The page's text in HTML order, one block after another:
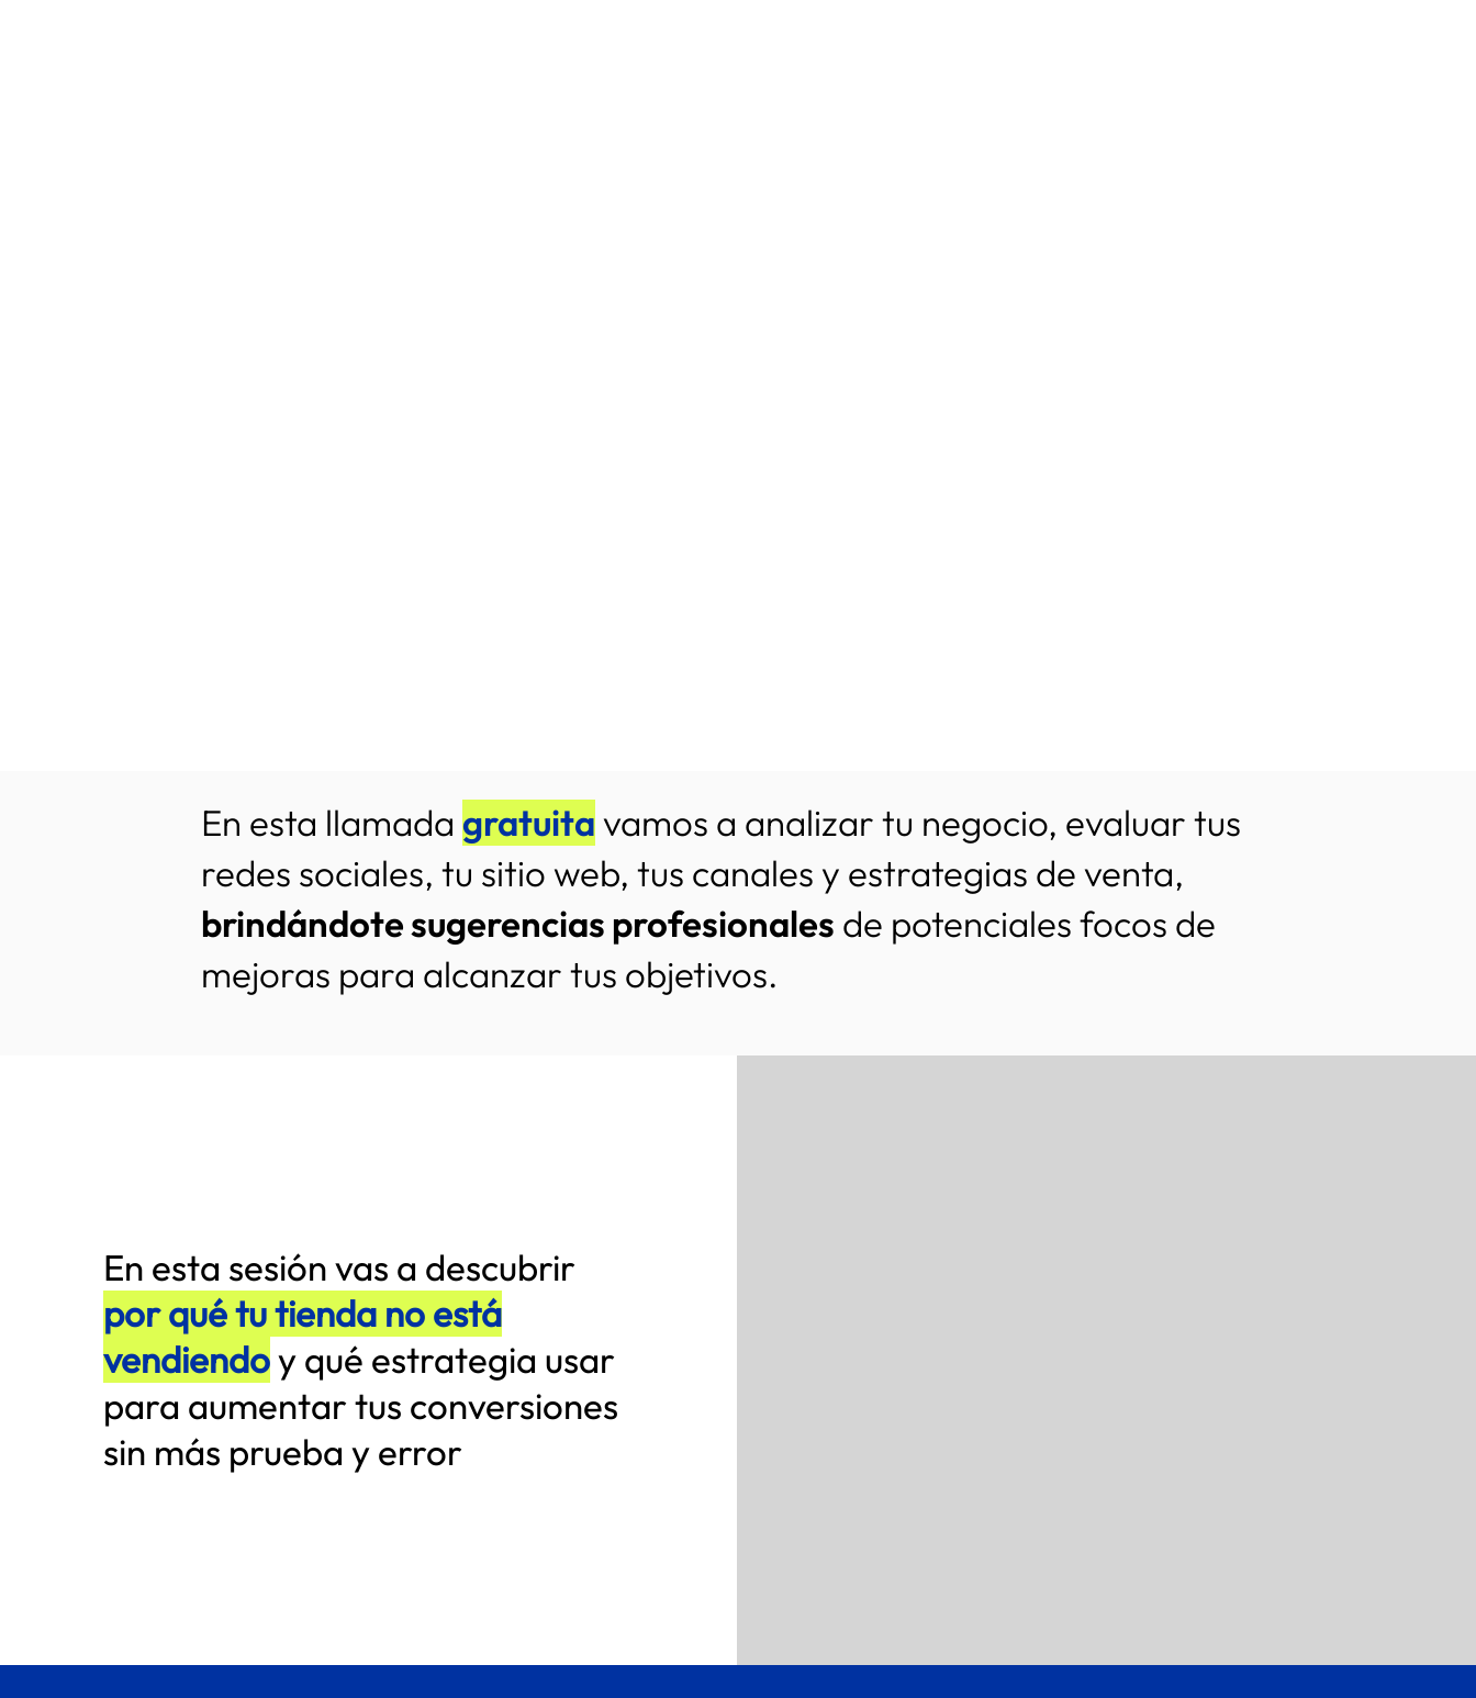
En esta llamada gratuitavamos a analizar tu negocio, evaluar tus
redes sociales, tu sitio web, tus canales y estrategias de venta,
brindándote sugerencias profesionales de potenciales focos de
mejoras para alcanzar tus objetivos.
En esta sesión vas a descubrir
por qué tu tienda no está
vendiendoy qué estrategia usar
para aumentar tus conversiones
sin más prueba y error